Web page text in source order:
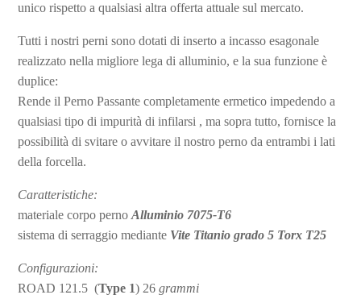
unico rispetto a qualsiasi altra offerta attuale sul mercato.
Tutti i nostri perni sono dotati di inserto a incasso esagonale
realizzato nella migliore lega di alluminio, e la sua funzione è
duplice:
Rende il Perno Passante completamente ermetico impedendo a
qualsiasi tipo di impurità di infilarsi , ma sopra tutto, fornisce la
possibilità di svitare o avvitare il nostro perno da entrambi i lati
della forcella.
Caratteristiche:
materiale corpo perno Alluminio 7075-T6
sistema di serraggio mediante Vite Titanio grado 5 Torx T25
Configurazioni:
ROAD 121.5 (Type 1) 26 grammi